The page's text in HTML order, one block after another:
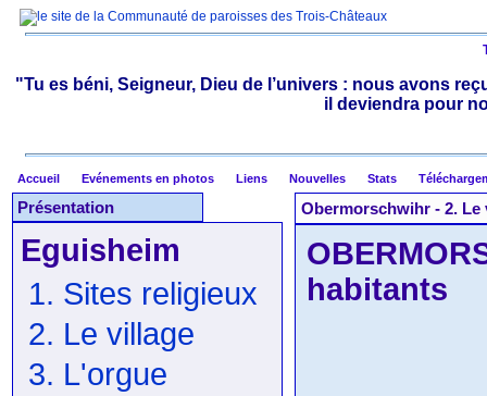
"Tu es béni, Seigneur, Dieu de l’univers : nous avons
il deviendra pour
Accueil Evénements en photos Liens Nouvelles Stats
Présentation
Eguisheim
1. Sites religieux
2. Le village
3. L'orgue
Obermorschwihr - 2. Le
habitants